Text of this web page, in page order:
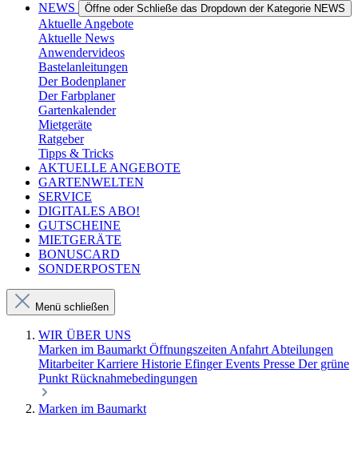
NEWS
Öffne oder Schließe das Dropdown der Kategorie NEWS
Aktuelle Angebote
Aktuelle News
Anwendervideos
Bastelanleitungen
Der Bodenplaner
Der Farbplaner
Gartenkalender
Mietgeräte
Ratgeber
Tipps & Tricks
AKTUELLE ANGEBOTE
GARTENWELTEN
SERVICE
DIGITALES ABO!
GUTSCHEINE
MIETGERÄTE
BONUSCARD
SONDERPOSTEN
Menü schließen
WIR ÜBER UNS
Marken im Baumarkt Öffnungszeiten Anfahrt Abteilungen
MitarbeiterKarriere Historie EfingerEvents Presse Der grüne
Punkt Rücknahmebedingungen
Marken im Baumarkt